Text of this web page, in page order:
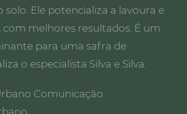
solo. Ele potencializa a lavoura e
com melhores resultados. É um
para uma safra de
o especialista Silva e Silva.
Comunicação